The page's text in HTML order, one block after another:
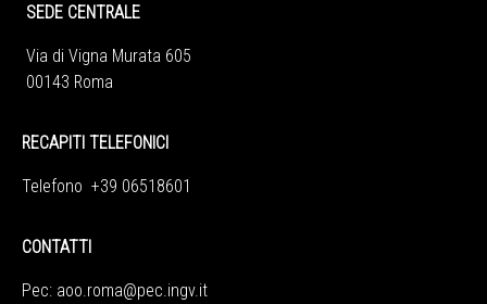
SEDE CENTRALE
Via di Vigna Murata 605
00143 Roma
RECAPITI TELEFONICI
Telefono +39 06518601
CONTATTI
Pec: aoo.roma@pec.ingv.it